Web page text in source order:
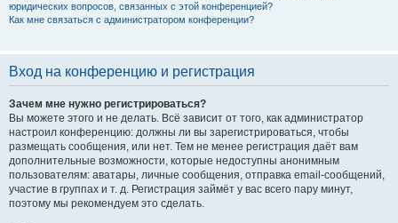
юридических вопросов, связанных с этой конференцией?
Как мне связаться с администратором конференции?
Вход на конференцию и регистрация
Зачем мне нужно регистрироваться?
Вы можете этого и не делать. Всё зависит от того, как администратор
настроил конференцию: должны ли вы зарегистрироваться, чтобы
размещать сообщения, или нет. Тем не менее регистрация даёт вам
дополнительные возможности, которые недоступны анонимным
пользователям: аватары, личные сообщения, отправка email-сообщений,
участие в группах и т. д. Регистрация займёт у вас всего пару минут,
поэтому мы рекомендуем это сделать.